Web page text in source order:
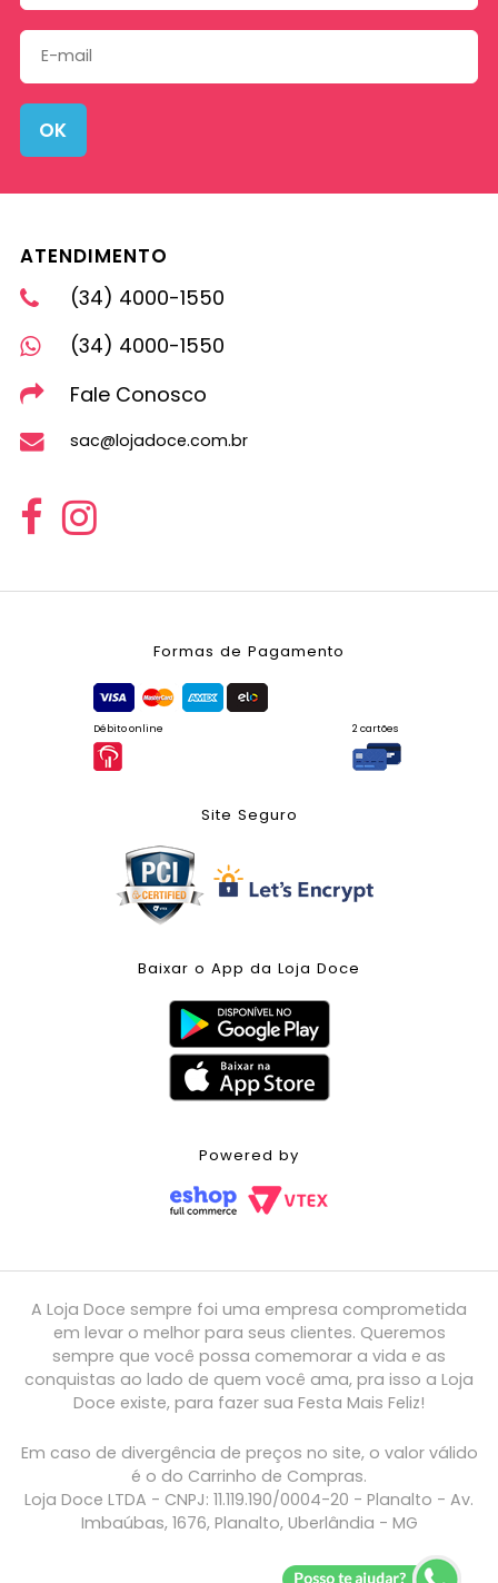
OK
ATENDIMENTO
(34) 4000-1550
(34) 4000-1550
Fale Conosco
sac@lojadoce.com.br
Formas de Pagamento
Débito online 2 cartões
Site Seguro
Baixar o App da Loja Doce
Powered by
A Loja Doce sempre foi uma empresa comprometida
em levar o melhor para seus clientes. Queremos
sempre que você possa comemorar a vida e as
conquistas ao lado de quem você ama, pra isso a Loja
Doce existe, para fazer sua Festa Mais Feliz!
Em caso de divergência de preços no site, o valor válido
é o do Carrinho de Compras.
Loja Doce LTDA - CNPJ: 11.119.190/0004-20 - Planalto - Av.
Imbaúbas, 1676, Planalto, Uberlândia - MG